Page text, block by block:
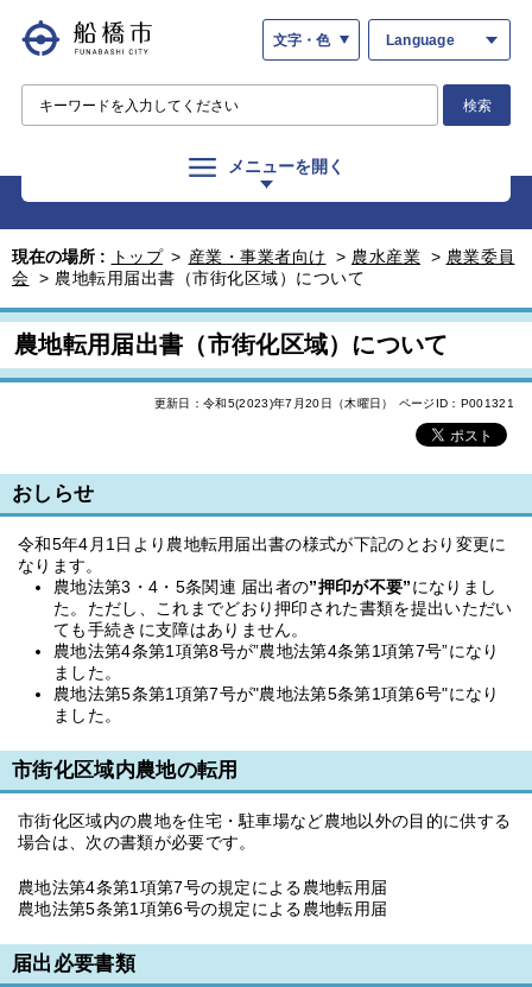
文字・色 Language
検索
メニューを開く
現在の場所 : トップ > 産業・事業者向け > 農水産業 > 農業委員
会 > 農地転用届出書（市街化区域）について
農地転用届出書（市街化区域）について
更新日：令和5(2023)年7月20日（木曜日） ページID：P001321
おしらせ
令和5年4月1日より農地転用届出書の様式が下記のとおり変更に
なります。
農地法第3・4・5条関連 届出者の”押印が不要”になりまし
た。ただし、これまでどおり押印された書類を提出いただい
ても手続きに支障はありません。
農地法第4条第1項第8号が”農地法第4条第1項第7号”になり
ました。
農地法第5条第1項第7号が"農地法第5条第1項第6号"になり
ました。
市街化区域内農地の転用
市街化区域内の農地を住宅・駐車場など農地以外の目的に供する
場合は、次の書類が必要です。
農地法第4条第1項第7号の規定による農地転用届
農地法第5条第1項第6号の規定による農地転用届
届出必要書類